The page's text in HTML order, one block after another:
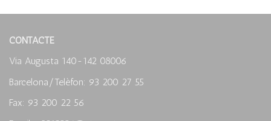
CONTACTE
Via Augusta 140-142 08006
Barcelona/Telèfon: 93 200 27 55
Fax: 93 200 22 56